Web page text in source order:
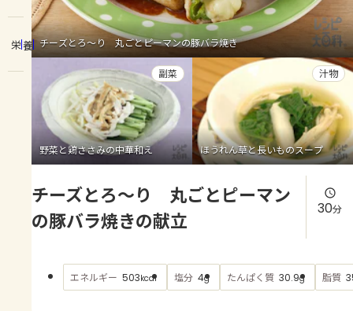
レシピ
トーク
よくあるお問い合わせ
お買い物
AJINOMOTO PARK とは
栄養 チーズとろ～り 丸ごとピーマンの豚バラ焼き
野菜と鶏ささみの中華和え
副菜
ほうれん草と長いものスープ
汁物
チーズとろ～り 丸ごとピーマン
の豚バラ焼きの献立
30分
エネルギー 503kcal 塩分 4g たんぱく質 30.9g 脂質